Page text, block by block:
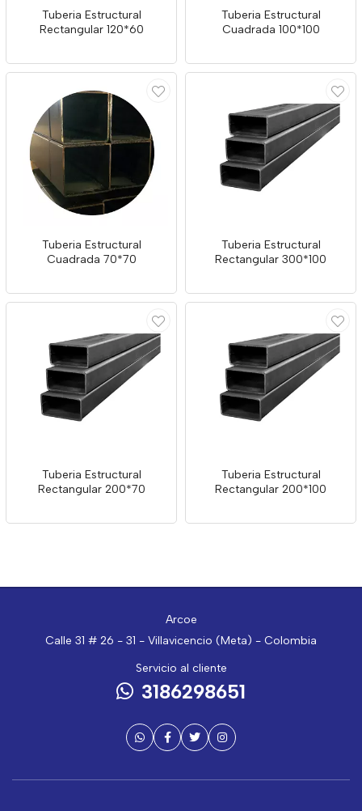
Tuberia Estructural
Rectangular 120*60
Tuberia Estructural
Cuadrada 100*100
Tuberia Estructural
Cuadrada 70*70
Tuberia Estructural
Rectangular 300*100
Tuberia Estructural
Rectangular 200*70
Tuberia Estructural
Rectangular 200*100
Arcoe
Calle 31 # 26 - 31 - Villavicencio (Meta) - Colombia
Servicio al cliente
3186298651